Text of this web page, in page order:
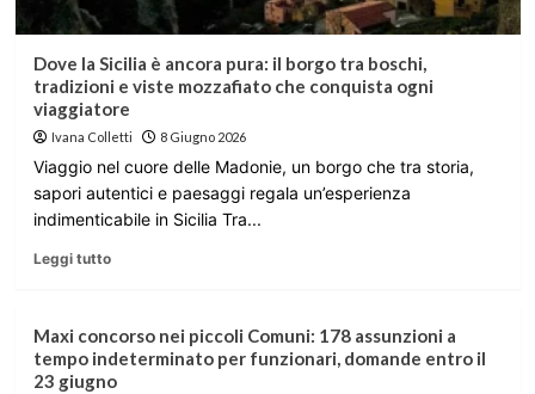
Dove la Sicilia è ancora pura: il borgo tra boschi,
tradizioni e viste mozzafiato che conquista ogni
viaggiatore
Ivana Colletti 8 Giugno 2026
Viaggio nel cuore delle Madonie, un borgo che tra storia,
sapori autentici e paesaggi regala un’esperienza
indimenticabile in Sicilia Tra...
Leggi tutto
Maxi concorso nei piccoli Comuni: 178 assunzioni a
tempo indeterminato per funzionari, domande entro il
23 giugno